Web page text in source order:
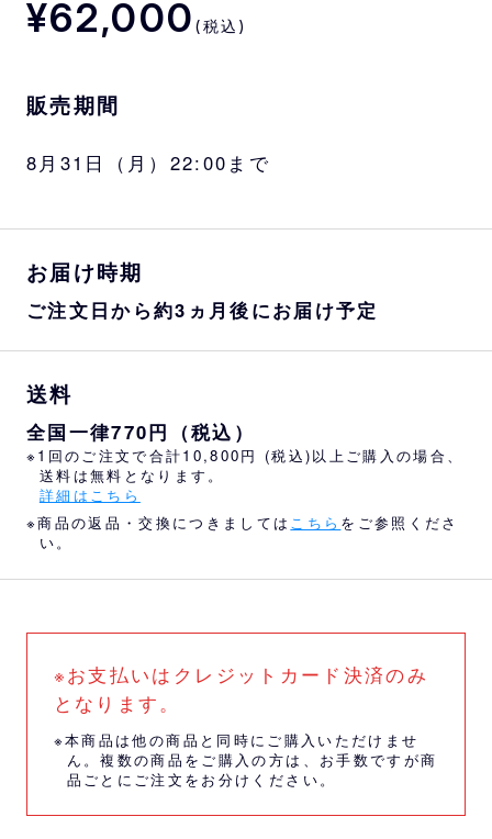
¥62,000 (税込)
販売期間
8月31日（月）22:00まで
お届け時期
ご注文日から約3ヵ月後にお届け予定
送料
全国一律770円（税込）
※1回のご注文で合計10,800円 (税込)以上ご購入の場合、
送料は無料となります。
詳細はこちら
※商品の返品・交換につきましては こちら をご参照くださ
い。
※お支払いはクレジットカード決済のみ
となります。
※本商品は他の商品と同時にご購入いただけませ
ん。複数の商品をご購入の方は、お手数ですが商
品ごとにご注文をお分けください。